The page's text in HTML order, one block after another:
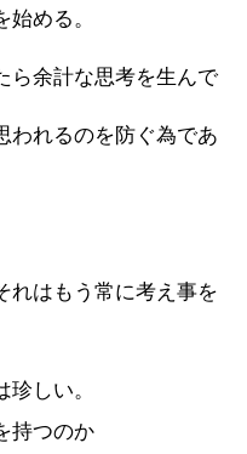
める。
ら余計な思考を生んで
われるのを防ぐ為であ
れはもう常に考え事を
しい。
持つのか